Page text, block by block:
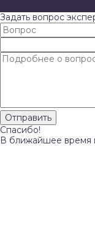
Задать вопрос
Спасибо!
В ближайшее время